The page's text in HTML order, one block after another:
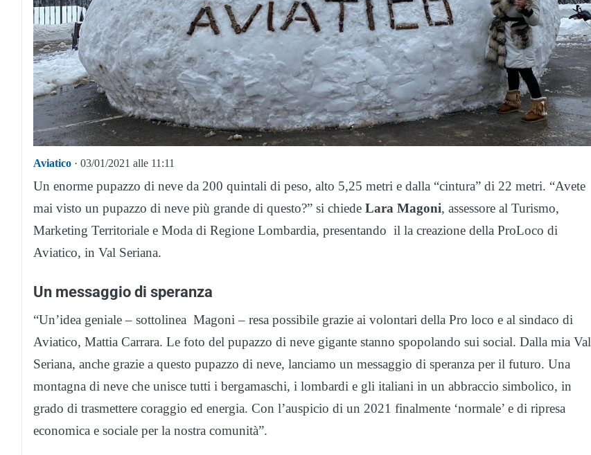
Aviatico · 03/01/2021 alle 11:11
Un enorme pupazzo di neve da 200 quintali di peso, alto 5,25 metri e dalla “cintura” di 22 metri. “Avete
mai visto un pupazzo di neve più grande di questo?” si chiede Lara Magoni, assessore al Turismo,
Marketing Territoriale e Moda di Regione Lombardia, presentando il la creazione della ProLoco di
Aviatico, in Val Seriana.
Un messaggio di speranza
“Un’idea geniale – sottolinea Magoni – resa possibile grazie ai volontari della Pro loco e al sindaco di
Aviatico, Mattia Carrara. Le foto del pupazzo di neve gigante stanno spopolando sui social. Dalla mia Val
Seriana, anche grazie a questo pupazzo di neve, lanciamo un messaggio di speranza per il futuro. Una
montagna di neve che unisce tutti i bergamaschi, i lombardi e gli italiani in un abbraccio simbolico, in
grado di trasmettere coraggio ed energia. Con l’auspicio di un 2021 finalmente ‘normale’ e di ripresa
economica e sociale per la nostra comunità”.